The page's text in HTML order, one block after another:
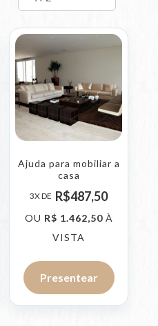
Ajuda para mobiliar a
casa
3X DE R$487,50
OU R$ 1.462,50À
VISTA
Presentear